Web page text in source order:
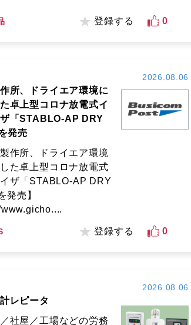
登録する 0
2026.08.06
所、ドライエア環境に
卓上型コロナ放電式イ
「STABLO-AP DRY
発売
製作所、ドライエア環境
た卓上型コロナ放電式
ザ「STABLO-AP DRY
発売】
登録する 0
2026.08.06
レピータ
社屋／工場などの労務